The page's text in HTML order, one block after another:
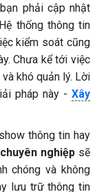
phải cập nhật
thống thông tin
kiểm soát cũng
Chưa kể tới việc
khó quản lý. Lời
pháp này - Xây
thông tin hay
nghiệp sẽ
chóng và không
lưu trữ thông tin